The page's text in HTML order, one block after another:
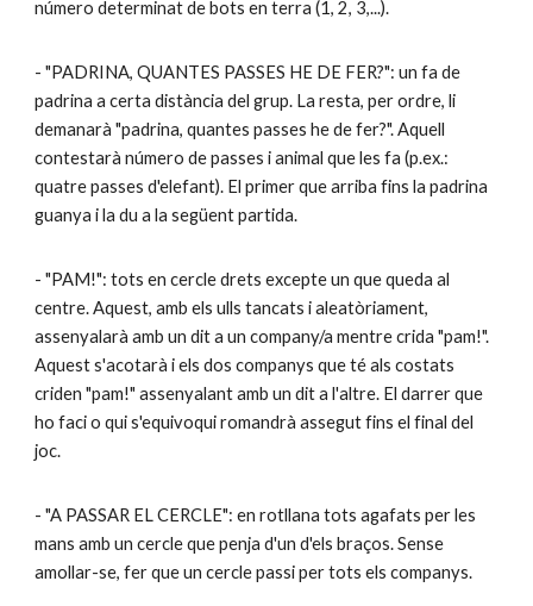
número determinat de bots en terra (1, 2, 3,...).
- "PADRINA, QUANTES PASSES HE DE FER?": un fa de
padrina a certa distància del grup. La resta, per ordre, li
demanarà "padrina, quantes passes he de fer?". Aquell
contestarà número de passes i animal que les fa (p.ex.:
quatre passes d'elefant). El primer que arriba fins la padrina
guanya i la du a la següent partida.
- "PAM!": tots en cercle drets excepte un que queda al
centre. Aquest, amb els ulls tancats i aleatòriament,
assenyalarà amb un dit a un company/a mentre crida "pam!".
Aquest s'acotarà i els dos companys que té als costats
criden "pam!" assenyalant amb un dit a l'altre. El darrer que
ho faci o qui s'equivoqui romandrà assegut fins el final del
joc.
- "A PASSAR EL CERCLE": en rotllana tots agafats per les
mans amb un cercle que penja d'un d'els braços. Sense
amollar-se, fer que un cercle passi per tots els companys.